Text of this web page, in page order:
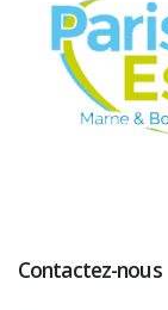
Contactez-nous